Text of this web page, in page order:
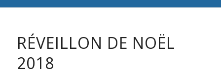
RÉVEILLON DE NOËL
2018